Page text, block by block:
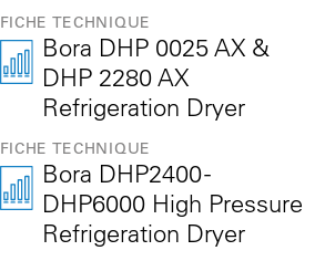
FICHE TECHNIQUE
Bora DHP 0025 AX &
DHP 2280 AX
Refrigeration Dryer
FICHE TECHNIQUE
Bora DHP2400 -
DHP6000 High Pressure
Refrigeration Dryer